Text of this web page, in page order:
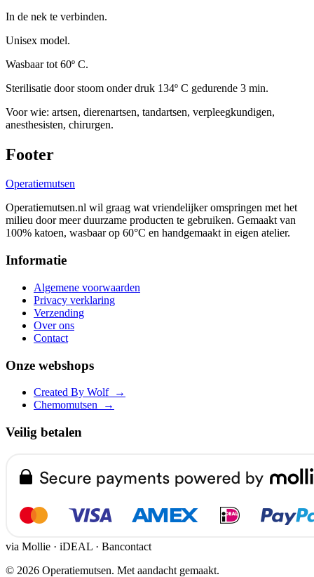
In de nek te verbinden.
Unisex model.
Wasbaar tot 60º C.
Sterilisatie door stoom onder druk 134º C gedurende 3 min.
Voor wie: artsen, dierenartsen, tandartsen, verpleegkundigen,
anesthesisten, chirurgen.
Footer
Operatiemutsen
Operatiemutsen.nl wil graag wat vriendelijker omspringen met het
milieu door meer duurzame producten te gebruiken. Gemaakt van
100% katoen, wasbaar op 60°C en handgemaakt in eigen atelier.
Informatie
Algemene voorwaarden
Privacy verklaring
Verzending
Over ons
Contact
Onze webshops
Created By Wolf →
Chemomutsen
→
Veilig betalen
via Mollie · iDEAL · Bancontact
© 2026 Operatiemutsen. Met aandacht gemaakt.